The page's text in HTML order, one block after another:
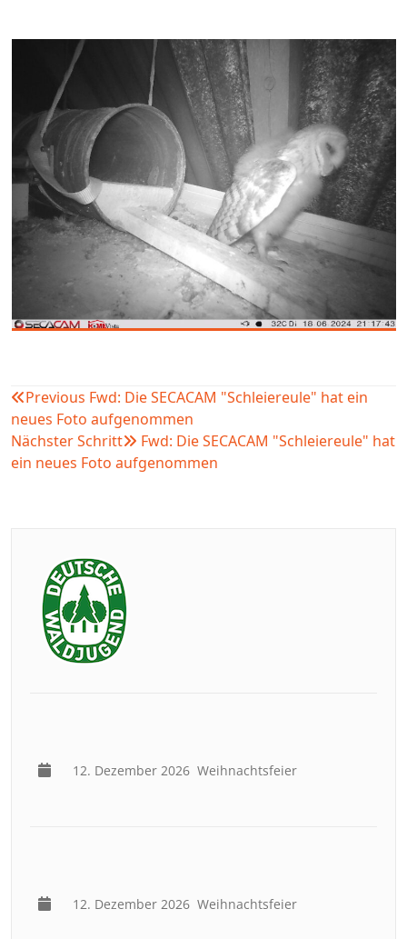
Beitragsnavigation
Previous Fwd: Die SECACAM "Schleiereule" hat ein
neues Foto aufgenommen
Nächster Schritt
Fwd: Die SECACAM "Schleiereule" hat
ein neues Foto aufgenommen
12. Dezember 2026 Weihnachtsfeier
12. Dezember 2026 Weihnachtsfeier